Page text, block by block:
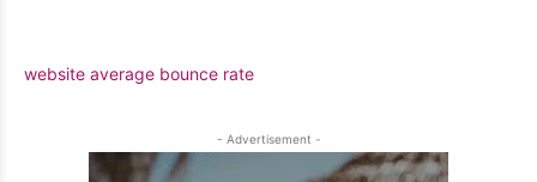
website average bounce rate
- Advertisement -